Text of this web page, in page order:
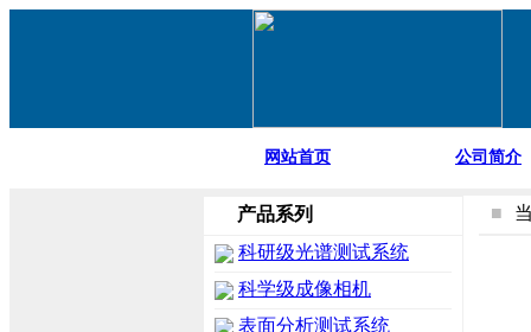
网站首页 公司简介
产品系列
科研级光谱测试系统
科学级成像相机
表面分析测试系统
■